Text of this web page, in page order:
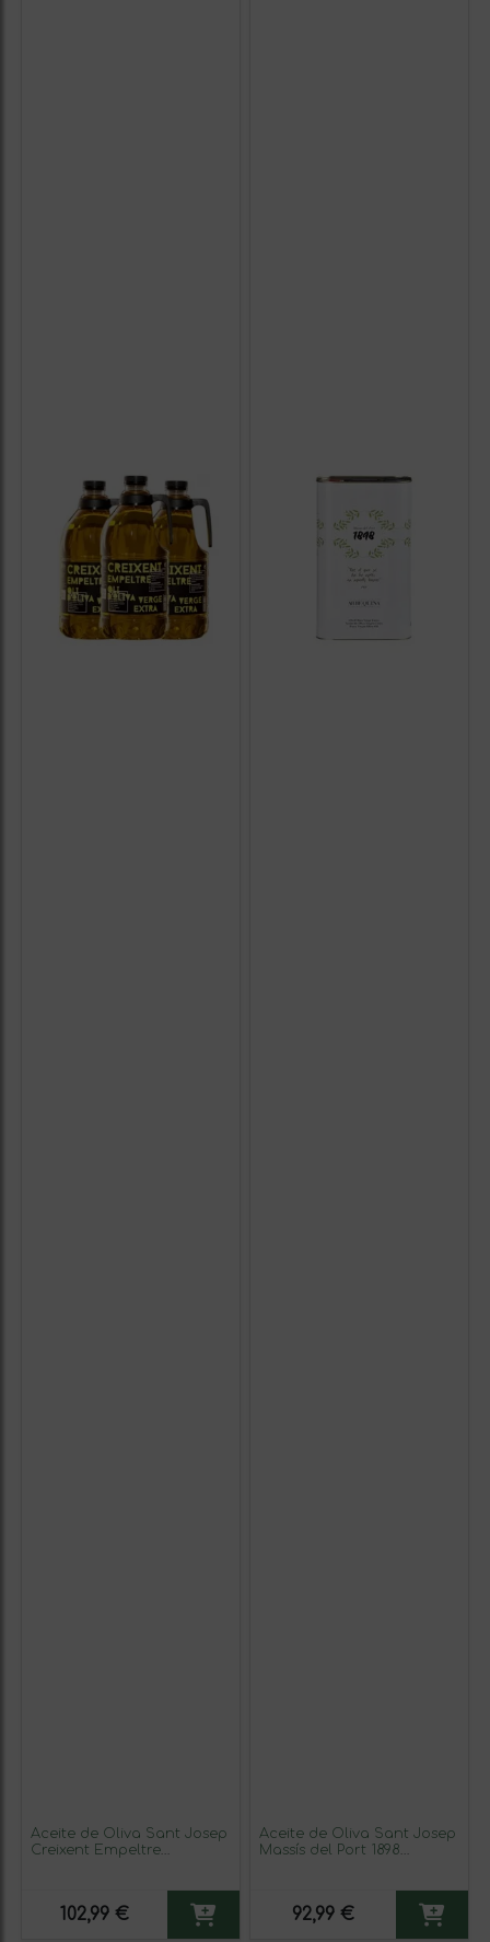
Aceite de Oliva Sant Josep
Creixent Empeltre
102,99 €
Aceite de Oliva Sant Josep
Massís del Port 1898
92,99 €